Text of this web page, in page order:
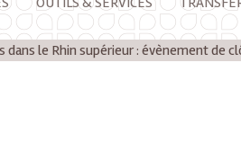
le Rhin supérieur : évènement de